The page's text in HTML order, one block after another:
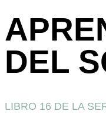
DEL
LIBRO 16 DE LA